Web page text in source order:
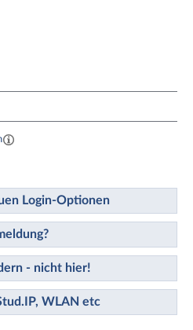
Login-Optionen
- nicht hier!
WLAN etc